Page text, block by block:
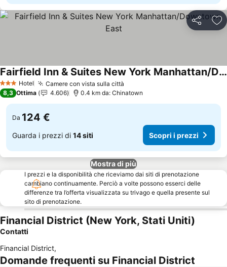
Condividi
3 StelleHotel Camere con vista sulla città
Fairfield Inn & Suites New York Manhattan/Downtown East
8,3 Ottima 4.606 0.4 km da: Chinatown
Da 124 €
Guarda i prezzi di 14 siti Scopri i prezzi
Mostra di più
I prezzi e la disponibilità che riceviamo dai siti di prenotazione
cambiano continuamente. Perciò a volte possono esserci delle
differenze tra l’offerta visualizzata su trivago e quella presente sul
sito di prenotazione.
Financial District (New York, Stati Uniti)
Contatti
Financial District,
Domande frequenti su Financial District